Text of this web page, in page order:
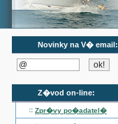
Novinky na V� email:
Z�vod on-line:
:: Zpr�vy po�adatel�